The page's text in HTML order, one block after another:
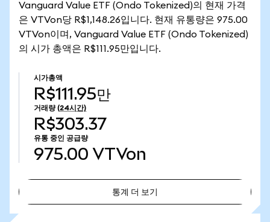
Vanguard Value ETF (Ondo Tokenized)의 현재 가격
은 VTVon당 R$1,148.26입니다. 현재 유통량은 975.00
VTVon이며, Vanguard Value ETF (Ondo Tokenized)
의 시가 총액은 R$111.95만입니다.
시가총액
R$111.95만
거래량 (24시간)
R$303.37
유통 중인 공급량
975.00 VTVon
통계 더 보기